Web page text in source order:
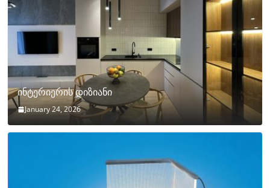
ინტერიერის დიზიანი
January 24, 2026